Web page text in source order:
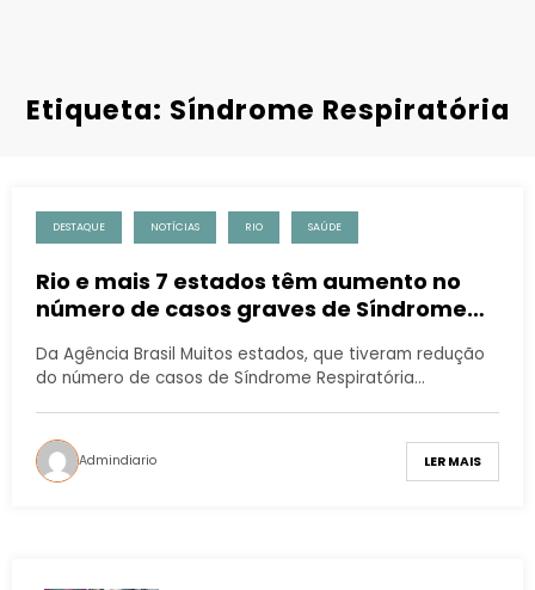
Etiqueta: Síndrome Respiratória
DESTAQUE NOTÍCIAS RIO SAÚDE
Rio e mais 7 estados têm aumento no
número de casos graves de Síndrome
Da Agência Brasil Muitos estados, que tiveram redução
do número de casos de Síndrome Respiratória…
Admindiario LER MAIS